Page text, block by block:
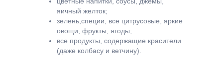
яичный желток;
зелень,специи, все цитрусовые, яркие
овощи, фрукты, ягоды;
все продукты, содержащие красители
(даже колбасу и ветчину).